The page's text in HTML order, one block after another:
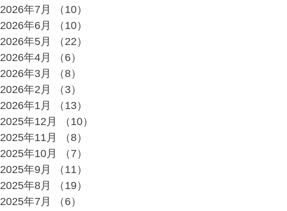
2026年7月
（10）
2026年6月
（10）
2026年5月
（22）
2026年4月
（6）
2026年3月
（8）
2026年2月
（3）
2026年1月
（13）
2025年12月
（10）
2025年11月
（8）
2025年10月
（7）
2025年9月
（11）
2025年8月
（19）
2025年7月
（6）